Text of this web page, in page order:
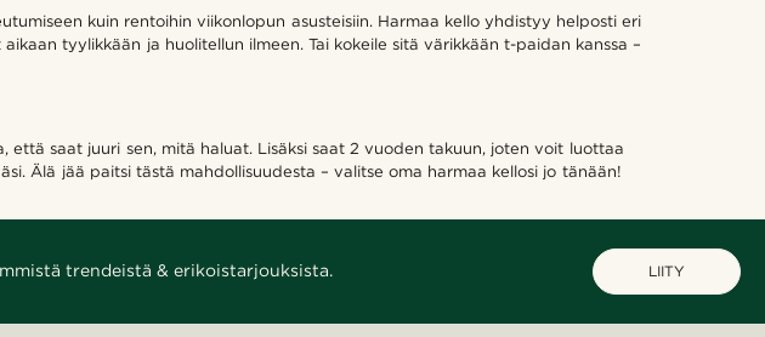
kuin rentoihin viikonlopun asusteisiin. Harmaa kello yhdistyy helposti eri
tyylikkään ja huolitellun ilmeen. Tai kokeile sitä värikkään t-paidan kanssa –
saat juuri sen, mitä haluat. Lisäksi saat 2 vuoden takuun, joten voit luottaa
Älä jää paitsi tästä mahdollisuudesta – valitse oma harmaa kellosi jo tänään!
trendeistä & erikoistarjouksista. LIITY